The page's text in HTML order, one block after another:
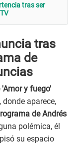
tras ser
tras
de
y fuego'
aparece,
rograma de Andrés
polémica, él
su espacio